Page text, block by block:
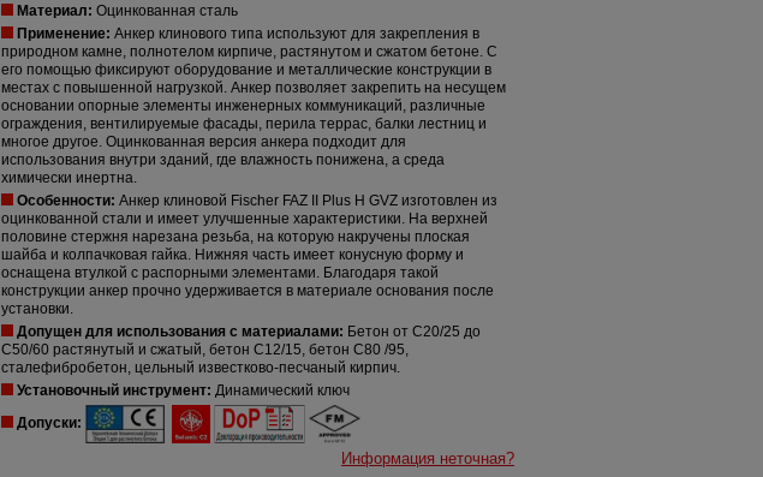
Материал: Оцинкованная сталь
Применение: Анкер клинового типа используют для закрепления в
природном камне, полнотелом кирпиче, растянутом и сжатом бетоне. С
его помощью фиксируют оборудование и металлические конструкции в
местах с повышенной нагрузкой. Анкер позволяет закрепить на несущем
основании опорные элементы инженерных коммуникаций, различные
ограждения, вентилируемые фасады, перила террас, балки лестниц и
многое другое. Оцинкованная версия анкера подходит для
использования внутри зданий, где влажность понижена, а среда
химически инертна.
Особенности: Анкер клиновой Fischer FAZ II Plus H GVZ изготовлен из
оцинкованной стали и имеет улучшенные характеристики. На верхней
половине стержня нарезана резьба, на которую накручены плоская
шайба и колпачковая гайка. Нижняя часть имеет конусную форму и
оснащена втулкой с распорными элементами. Благодаря такой
конструкции анкер прочно удерживается в материале основания после
установки.
Допущен для использования с материалами: Бетон от C20/25 до
C50/60 растянутый и сжатый, бетон C12/15, бетон C80 /95,
сталефибробетон, цельный известково-песчаный кирпич.
Установочный инструмент: Динамический ключ
Допуски:
Информация неточная?